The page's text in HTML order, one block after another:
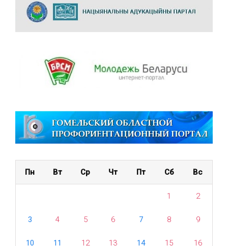
Пн Вт Ср Чт Пт Сб Вс
1 2
3 4 5 6 7 8 9
10 11 12 13 14 15 16